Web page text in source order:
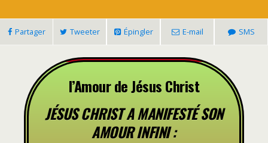
Partager Tweeter Épingler E-mail SMS
l’Amour de Jésus Christ
JÉSUS CHRIST A MANIFESTÉ SON
AMOUR INFINI :